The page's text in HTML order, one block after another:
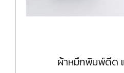
ผ้าหมึกพิมพ์ดีด